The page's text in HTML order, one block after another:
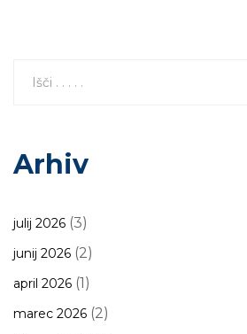
Arhiv
julij 2026 (3)
junij 2026 (2)
april 2026 (1)
marec 2026 (2)